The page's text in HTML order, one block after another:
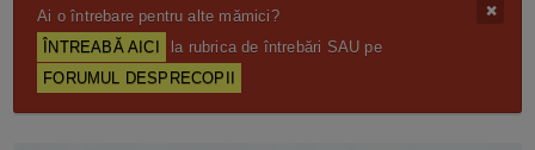
Ai o întrebare pentru alte mămici?
ÎNTREABĂ AICI
la rubrica de întrebări SAU pe
FORUMUL DESPRECOPII